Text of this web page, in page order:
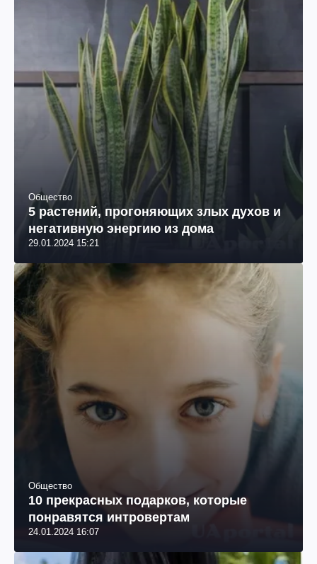
Общество
5 растений, прогоняющих злых духов и
негативную энергию из дома
29.01.2024 15:21
Общество
10 прекрасных подарков, которые
понравятся интровертам
24.01.2024 16:07